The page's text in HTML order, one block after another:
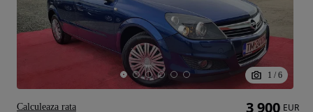
1 / 6
3 900 EUR
Calculeaza rata